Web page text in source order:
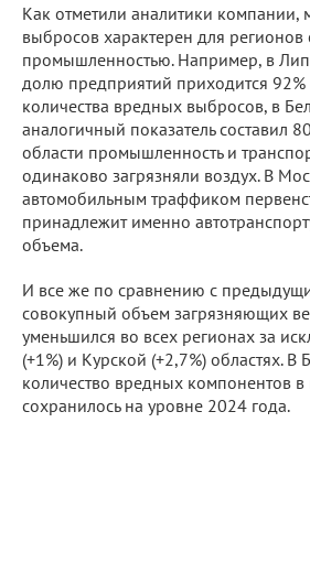
Как отметили аналитики компании,
выбросов характерен для регионов
промышленностью. Например, в
долю предприятий приходится 92%
количества вредных выбросов, в
аналогичный показатель составил
области промышленность и
одинаково загрязняли воздух. В
автомобильным траффиком
принадлежит именно
объема.
И все же по сравнению с
совокупный объем загрязняющих
уменьшился во всех регионах за
(+1%) и Курской (+2,7%) областях. В
количество вредных компонентов в
сохранилось на уровне 2024 года.